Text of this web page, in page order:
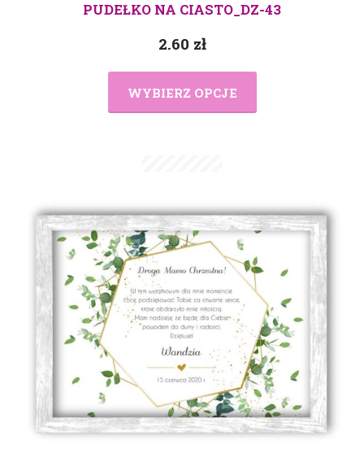
PUDEŁKO NA CIASTO_DZ-43
2.60 zł
WYBIERZ OPCJE